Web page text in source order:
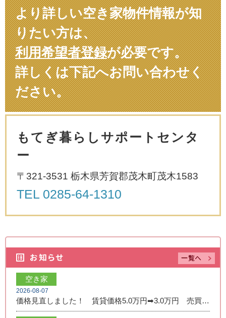
より詳しい空き家物件情報が知
りたい方は、
利用希望者登録が必要です。
詳しくは下記へお問い合わせく
ださい。
もてぎ暮らしサポートセンタ
ー
〒321-3531 栃木県芳賀郡茂木町茂木1583
TEL 0285-64-1310
空き家
2026-08-07
価格見直しました！ 賃貸価格5.0万円➡3.0万円 売買価格350万円➡250万円